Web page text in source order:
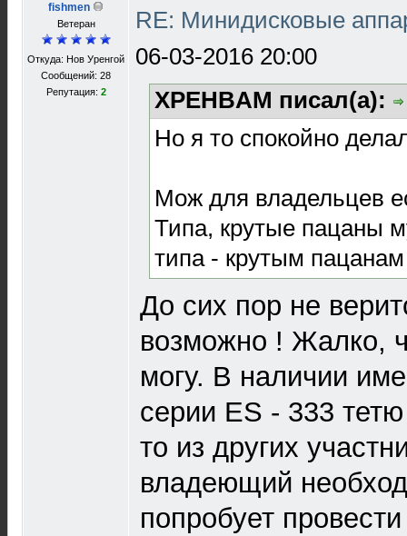
fishmen
Ветеран
Откуда: Нов Уренгой
Сообщений: 28
Репутация: 2
RE: Минидисковые
06-03-2016 20:00
XPEHBAM писал(а):
Но я то спокойно
Мож для владельцев
Типа, крутые пацаны
типа - крутым
До сих пор не
возможно ! Жалко,
могу. В наличии
серии ES - 333
то из других
владеющий
попробует